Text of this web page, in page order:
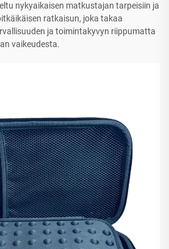
nykyaikaisen matkustajan tarpeisiin ja
ratkaisun, joka takaa
ja toimintakyvyn riippumatta
vaikeudesta.